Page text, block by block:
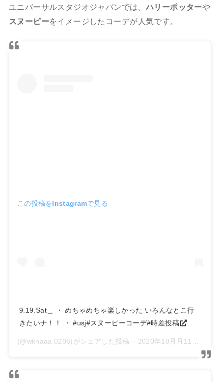
ユニバーサルスタジオジャパンでは、ハリーポッターや
スヌーピーをイメージしたコーデが人気です。
この投稿をInstagramで見る
9.19.Sat＿ ・ めちゃめちゃ楽しかった いろんなとこ行
きたいナ！！ ・ #usj#スヌーピーコーデ#時差投稿
(@wknaaa.0206)がシェアした投稿 – 2020年10月月11日午前7時04分PDT